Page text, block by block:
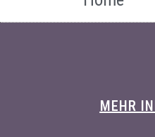
MEHR